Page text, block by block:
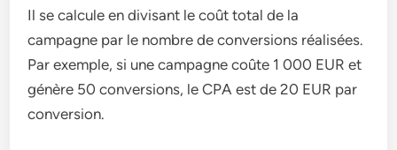
Il se calcule en divisant le coût total de la
campagne par le nombre de conversions réalisées.
Par exemple, si une campagne coûte 1 000 EUR et
génère 50 conversions, le CPA est de 20 EUR par
conversion.